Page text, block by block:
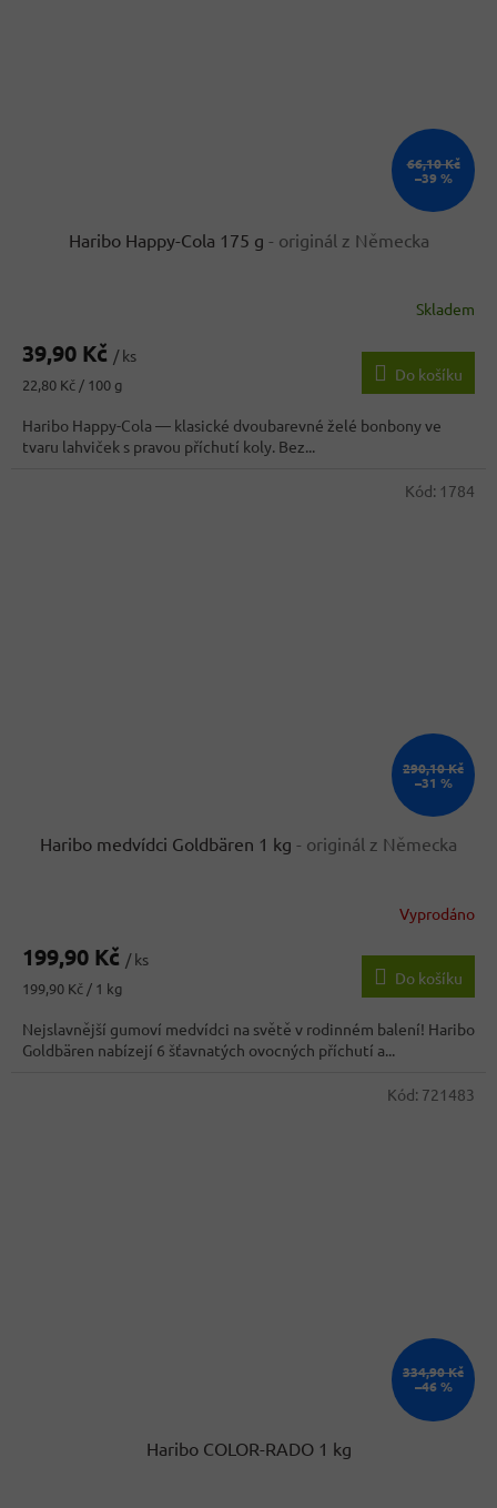
66,10 Kč
–39 %
Haribo Happy-Cola 175 g - originál z Německa
produktu
3,7
z
5
hvězdiček.
Skladem
39,90 Kč / ks
Měrná
22,80 Kč / 100 g
Do košíku
Haribo Happy-Cola — klasické dvoubarevné želé bonbony ve
tvaru lahviček s pravou příchutí koly. Bez...
290,10 Kč
–31 %
Haribo medvídci Goldbären 1 kg - originál z Německa
produktu
4,3
z
5
Vyprodáno
199,90 Kč / ks
Měrná
199,90 Kč / 1 kg
Do košíku
Nejslavnější gumoví medvídci na světě v rodinném balení! Haribo
Goldbären nabízejí 6 šťavnatých ovocných příchutí a...
Kód: 1784
334,90 Kč
–46 %
Haribo COLOR-RADO 1 kg
Kód: 721483